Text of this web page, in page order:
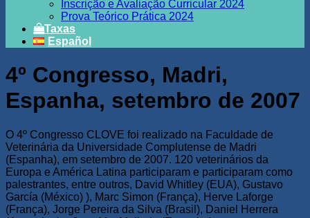
Inscrição e Avaliação Curricular 2024
Prova Teórico Prática 2024
Taxas
Español
4º Congresso, Madri,
Espanha, setembro de 2007
O 4º Congresso CLOVE foi realizado na Faculdade de
Veterinária da Universidade Complutense de Madri
(Espanha), em setembro de 2007. 120 veterinários da
Europa e América Latina participaram e participaram como
palestrantes, entre outros, David Whitley (EUA), Gustavo
García (México) ), Marc Simon (França), Herve Laforge
(França), Jorge Pereira da Silva (Brasil), Daniel Herrera